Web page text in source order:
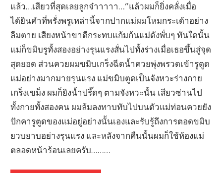
แล้ว…เสียวที่สุดเลยลูกจ๋าาาาา…”แล้วผมก็ยิ่งคลั่งเมื่อ
ได้ยินคำที่พรั่งพรูเหล่านี้จากปากแม่ผมโหมกระเด้าอย่าง
ลืมตาย เสียงหน้าขาตีกระทบแก้มก้นแม่ดังพั่บๆ ทันใดนั้น
แม่ก็ขมิบรูทั้งสองอย่างรุนแรงสั่นไปทั้งร่างเมื่อเธอขึ้นสู่จุด
สุดยอด ส่วนควยผมขมิบเกร็งฉีดน้ำควยพุ่งพรวดเข้ารูตูด
แม่อย่างมากมายรุนแรง แม่ขมิบตูดเป็นจังหวะร่างกาย
เกร็งเขม็ง ผมก็ยิงน้ำปรี๊ดๆ ตามจังหวะนั้น เสียวซ่านไป
ทั้งกายทั้งสองคน ผมล้มลงทาบทับไปบนตัวแม่ท่อนควยยัง
ปักคารูตูดของแม่อยู่อย่างนั้นเองและรับรู้ถึงการตอดขมิบ
ยวบยาบอย่างรุนแรง และหลังจากคืนนั้นผมก็ใช้ห้องแม่
ตลอดหน้าร้อนเลยครับ………